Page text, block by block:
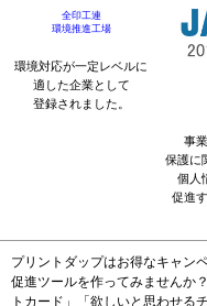
全印工連
環境推進工場
環境対応が一定レベルに
適した企業として
登録されました。
事
保護に
個人
促進
プリントダップはお得なキャン
促進ツールを作ってみませんか
トカード」「欲しいと思わせる